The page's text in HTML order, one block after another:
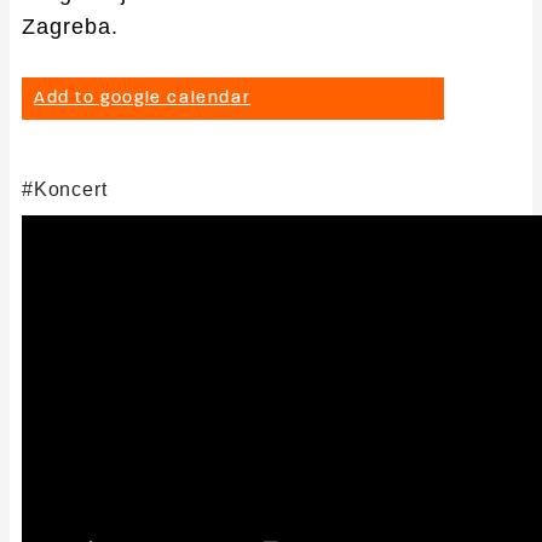
Zagreba.
Add to google calendar
Koncert